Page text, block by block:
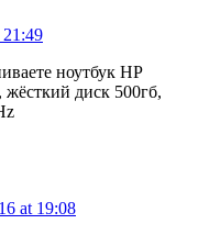
ноутбук HP
диск 500гб,
at 19:08